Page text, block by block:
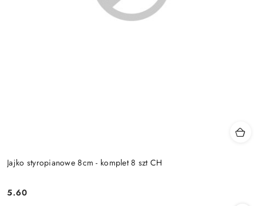
Jajko styropianowe 8cm - komplet 8 szt CH
Cena:
5.60